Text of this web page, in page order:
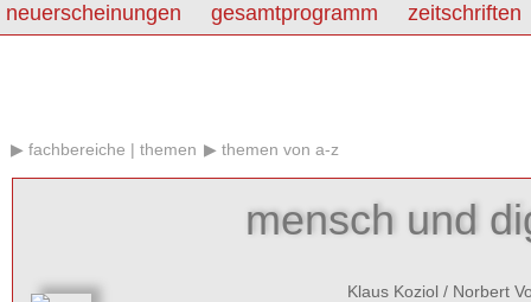
neuerscheinungen gesamtprogramm zeitschriften
fachbereiche | themen themen von a-z
mensch und
Klaus Koziol / Norbert